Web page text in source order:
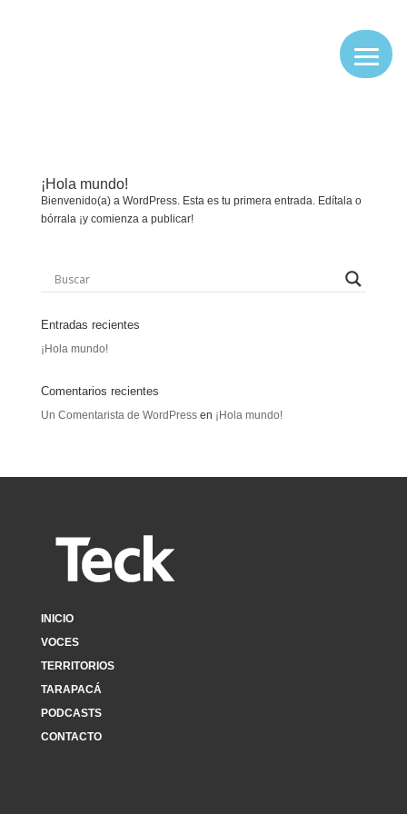
¡Hola mundo!
Bienvenido(a) a WordPress. Esta es tu primera entrada. Edítala o
bórrala ¡y comienza a publicar!
Entradas recientes
¡Hola mundo!
Comentarios recientes
Un Comentarista de WordPressen ¡Hola mundo!
INICIO
VOCES
TERRITORIOS
TARAPACÁ
PODCASTS
CONTACTO